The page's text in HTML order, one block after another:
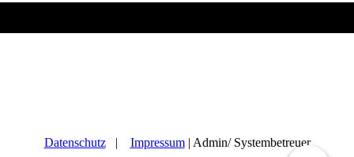
Datenschutz| Impressum| Admin/ Systembetreuer